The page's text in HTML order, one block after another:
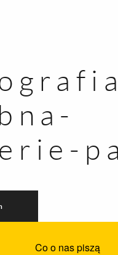
Kontakt
Strefa Klienta
Co o nas piszą